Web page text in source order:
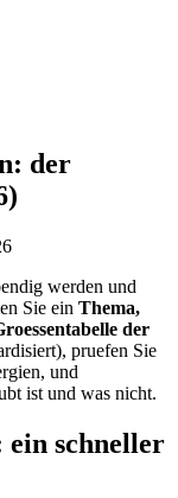
der
werden und
Sie ein Thema,
der
pruefen Sie
und
ist und was nicht.
ein schneller